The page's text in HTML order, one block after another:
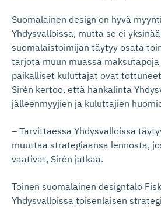
Suomalainen design on hyvä
Yhdysvalloissa, mutta se ei
suomalaistoimijan täytyy osata
tarjota muun muassa
paikalliset kuluttajat ovat
Sirén kertoo, että hankalinta
jälleenmyyjien ja kuluttajien
– Tarvittaessa Yhdysvalloissa
muuttaa strategiaansa lennosta,
vaativat, Sirén jatkaa.
Toinen suomalainen designtalo
Yhdysvalloissa toisenlaisen